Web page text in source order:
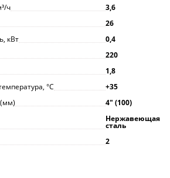
ч
3,6
26
кВт
0,4
220
1,8
°С
+35
4ʺ (100)
Нержавеющая
сталь
2